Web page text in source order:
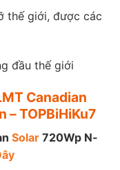
thế giới, được các
đầu thế giới
Canadian
– TOPBiHiKu7
Solar 720Wp N-